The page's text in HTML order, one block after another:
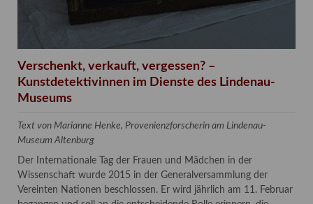
Verschenkt, verkauft, vergessen? –
Kunstdetektivinnen im Dienste des Lindenau-
Museums
Text von Marianne Henke, Provenienzforscherin am Lindenau-
Museum Altenburg
Der Internationale Tag der Frauen und Mädchen in der
Wissenschaft wurde 2015 in der Generalversammlung der
Vereinten Nationen beschlossen. Er wird jährlich am 11. Februar